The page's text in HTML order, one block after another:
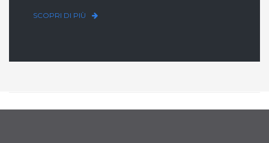
SCOPRI DI PIÙ